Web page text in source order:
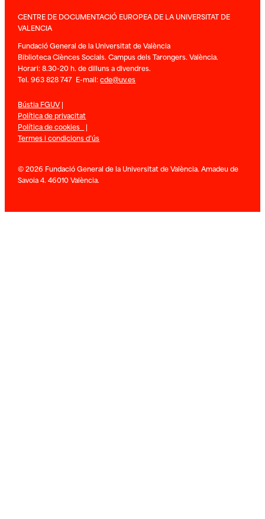
CENTRE DE DOCUMENTACIÓ EUROPEA DE LA UNIVERSITAT DE
VALENCIA
Fundació General de la Universitat de València
Biblioteca Ciènces Socials. Campus dels Tarongers. València.
Horari: 8.30-20 h. de dilluns a divendres.
Tel. 963 828 747 E-mail:cde@uv.es
Bústia FGUV|
Política de privacitat
Política de cookies |
Termes i condicions d’ús
© 2026 Fundació General de la Universitat de València. Amadeu de
Savoia 4. 46010 València.